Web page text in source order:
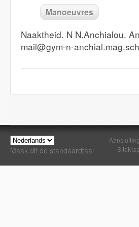
Manoeuvres
Naaktheid. N N.Anchialou.
mail@gym-n-
Maak dit de standaardtaal
Aansluiting
SiteMap